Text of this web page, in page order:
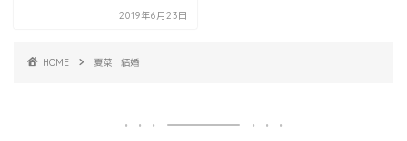
2019年6月23日
HOME 夏菜 結婚